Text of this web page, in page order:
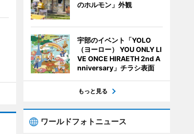
のホルモン」外観
宇部のイベント「YOLO
（ヨーロー） YOU ONLY LI
VE ONCE HIRAETH 2nd A
nniversary」チラシ表面
もっと見る
ワールドフォトニュース